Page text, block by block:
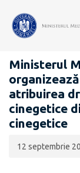
ATRIBUIRE -
Ministerul
atribuirea
cinegetice
cinegetice
publicării:
12 septembrie